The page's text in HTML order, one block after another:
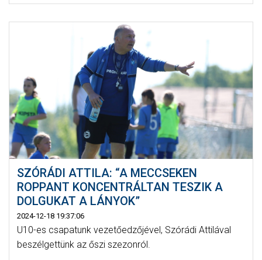
SZÓRÁDI ATTILA: “A MECCSEKEN
ROPPANT KONCENTRÁLTAN TESZIK A
DOLGUKAT A LÁNYOK”
2024-12-18 19:37:06
U10-es csapatunk vezetőedzőjével, Szórádi Attilával
beszélgettünk az őszi szezonról.